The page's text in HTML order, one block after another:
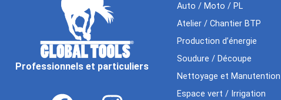
Professionnels et particuliers
Auto / Moto / PL
Atelier / Chantier BTP
Production d’énergie
Soudure / Découpe
Nettoyage et Manutention
Espace vert / Irrigation